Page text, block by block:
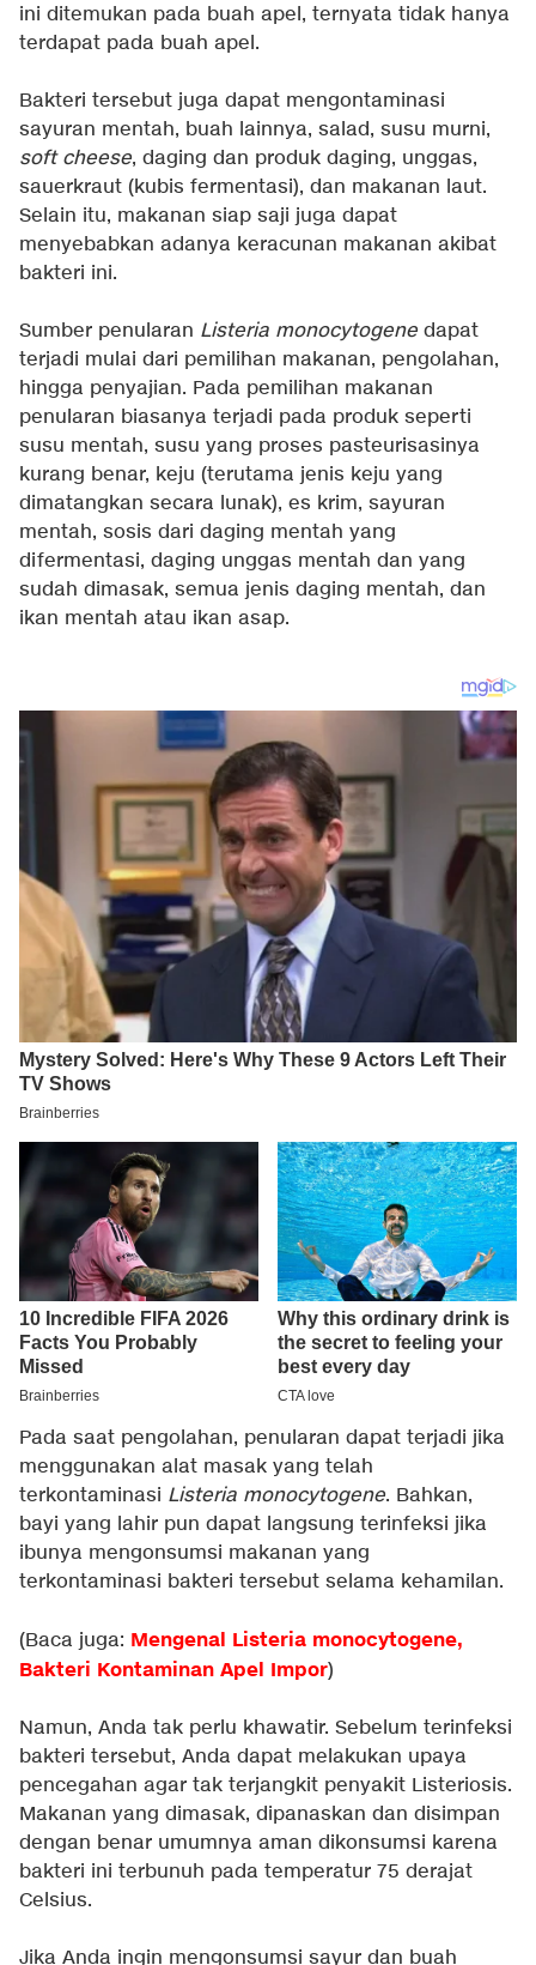
ini ditemukan pada buah apel, ternyata tidak hanya
terdapat pada buah apel.
Bakteri tersebut juga dapat mengontaminasi
sayuran mentah, buah lainnya, salad, susu murni,
soft cheese, daging dan produk daging, unggas,
sauerkraut (kubis fermentasi), dan makanan laut.
Selain itu, makanan siap saji juga dapat
menyebabkan adanya keracunan makanan akibat
bakteri ini.
Sumber penularan Listeria monocytogene dapat
terjadi mulai dari pemilihan makanan, pengolahan,
hingga penyajian. Pada pemilihan makanan
penularan biasanya terjadi pada produk seperti
susu mentah, susu yang proses pasteurisasinya
kurang benar, keju (terutama jenis keju yang
dimatangkan secara lunak), es krim, sayuran
mentah, sosis dari daging mentah yang
difermentasi, daging unggas mentah dan yang
sudah dimasak, semua jenis daging mentah, dan
ikan mentah atau ikan asap.
Pada saat pengolahan, penularan dapat terjadi jika
menggunakan alat masak yang telah
terkontaminasi Listeria monocytogene. Bahkan,
bayi yang lahir pun dapat langsung terinfeksi jika
ibunya mengonsumsi makanan yang
terkontaminasi bakteri tersebut selama kehamilan.
(Baca juga: Mengenal Listeria monocytogene,
Bakteri Kontaminan Apel Impor)
Namun, Anda tak perlu khawatir. Sebelum terinfeksi
bakteri tersebut, Anda dapat melakukan upaya
pencegahan agar tak terjangkit penyakit Listeriosis.
Makanan yang dimasak, dipanaskan dan disimpan
dengan benar umumnya aman dikonsumsi karena
bakteri ini terbunuh pada temperatur 75 derajat
Celsius.
Jika Anda ingin mengonsumsi sayur dan buah